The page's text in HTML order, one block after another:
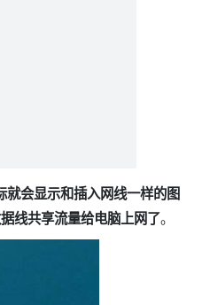
会显示和插入网线一样的图
线共享流量给电脑上网了。